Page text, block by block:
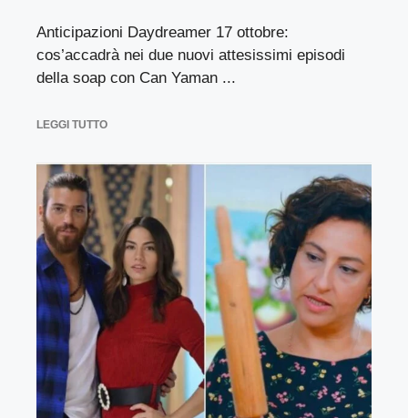
Anticipazioni Daydreamer 17 ottobre:
cos’accadrà nei due nuovi attesissimi episodi
della soap con Can Yaman ...
LEGGI TUTTO